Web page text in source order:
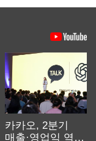
카카오, 2분기
매출·영업익 역대